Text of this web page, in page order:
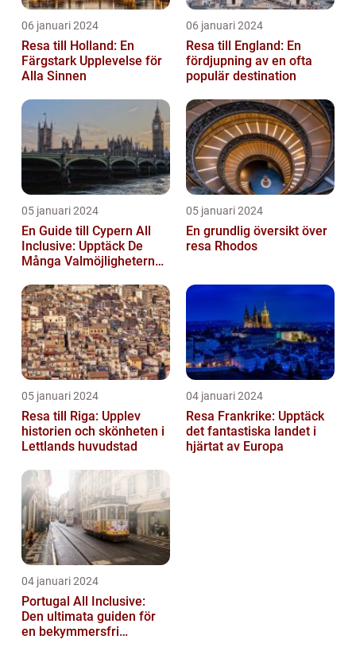
06 januari 2024
Resa till Holland: En
Färgstark Upplevelse för
Alla Sinnen
06 januari 2024
Resa till England: En
fördjupning av en ofta
populär destination
05 januari 2024
En Guide till Cypern All
Inclusive: Upptäck De
Många Valmöjligheterna
Semester...
05 januari 2024
En grundlig översikt över
resa Rhodos
05 januari 2024
Resa till Riga: Upplev
historien och skönheten i
Lettlands huvudstad
04 januari 2024
Resa Frankrike: Upptäck
det fantastiska landet i
hjärtat av Europa
04 januari 2024
Portugal All Inclusive:
Den ultimata guiden för
en bekymmersfri